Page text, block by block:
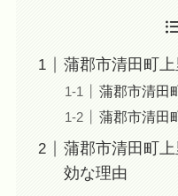
蒲郡市清田町
蒲郡市清田
蒲郡市清田
蒲郡市清田町
効な理由